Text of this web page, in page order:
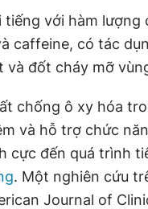
tiếng với hàm lượng
caffeine, có tác
và đốt cháy mỡ
chống ô xy hóa
và hỗ trợ chức
cực đến quá trình
. Một nghiên cứu
Journal of